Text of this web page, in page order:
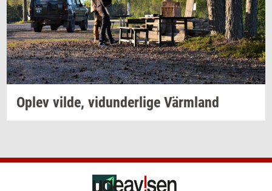
Oplev vilde, vi­dun­der­li­ge Värmland